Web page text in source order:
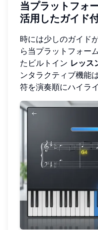
当プラットフォ
活用したガイド
時には少しのガイド
ら当プラットフォー
たビルトイン レッス
ンタラクティブ機能
符を演奏順にハイラ